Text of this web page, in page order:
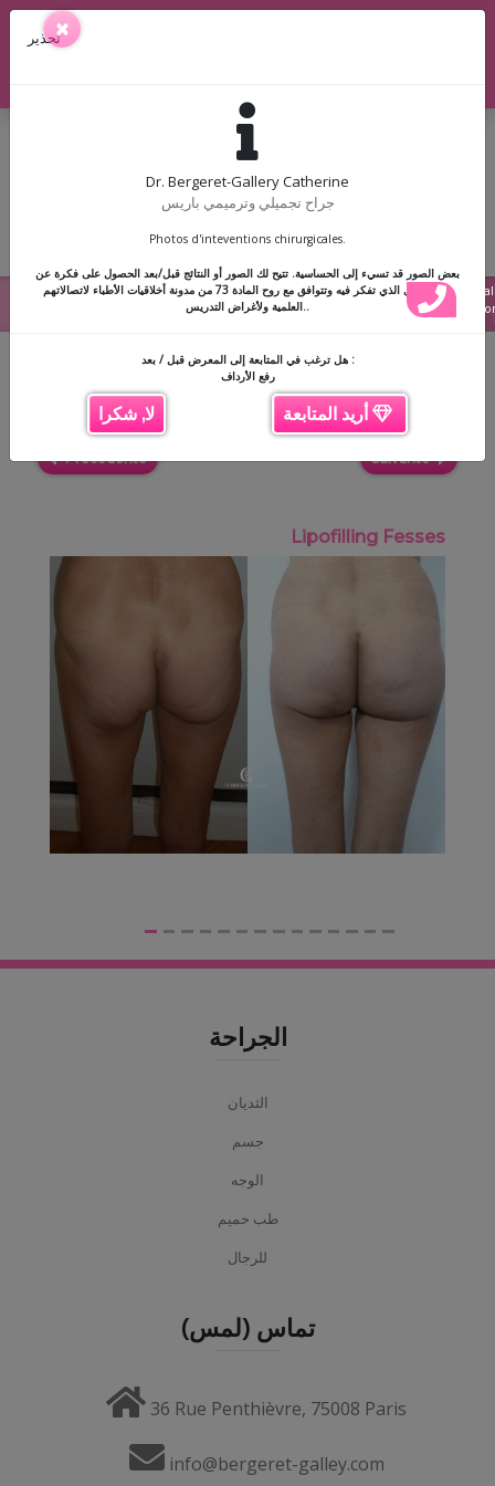
رفع الأرداف
Précédente Suivante
Lipofilling Fesses
تحذير×
Dr. Bergeret-Gallery Catherine
جراح تجميلي وترميمي باريس
Photos d'inteventions chirurgicales.
بعض الصور قد تسيء إلى الحساسية. تتيح لك الصور أو النتائج قبل/بعد الحصول على فكرة عن
نوع التدخل الذي تفكر فيه وتتوافق مع روح المادة 73 من مدونة أخلاقيات الأطباء لاتصالاتهم
العلمية ولأغراض التدريس..
هل ترغب في المتابعة إلى المعرض قبل / بعد :
رفع الأرداف
لا, شكرا أريد المتابعة
الجراحة
الثديان
جسم
الوجه
طب حميم
للرجال
تماس (لمس)
36 Rue Penthièvre, 75008 Paris
info@bergeret-galley.com